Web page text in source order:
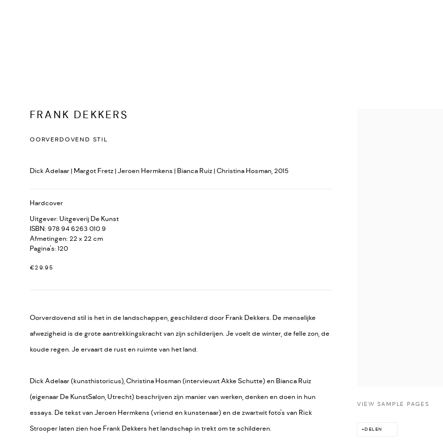
FRANK DEKKERS
OORVERDOVEND STIL
VIEW SAMPLE PAGES
DELEN
Dick Adelaar | Margot Fretz | Jeroen Hermkens | Bianca Ruiz | Christina Hosman, 2015
Hardcover
Uitgever: Uitgeverij De Kunst
ISBN: 978 94 6263 010 9
Afmetingen: 22 x 22 cm
Pagina's: 120
€29.95
Oorverdovend stil is het in de landschappen, geschilderd door Frank Dekkers. De menselijke
afwezigheid is de grote aantrekkingskracht van zijn schilderijen. Je voelt de winter, de felle zon, de
koude regen. Je ervaart de rust en ruimte van het land.
Dick Adelaar (kunsthistoricus), Christina Hosman (intervieuwt Akke Schutte) en Bianca Ruiz
(eigenaar De KunstSalon, Utrecht) beschrijven zijn manier van werken, denken en doen in hun
essays. De tekst van Jeroen Hermkens (vriend en kunstenaar) en de zwartwit foto's van Rick
Strooper laten zien hoe Frank Dekkers het landschap in trekt om te schilderen.